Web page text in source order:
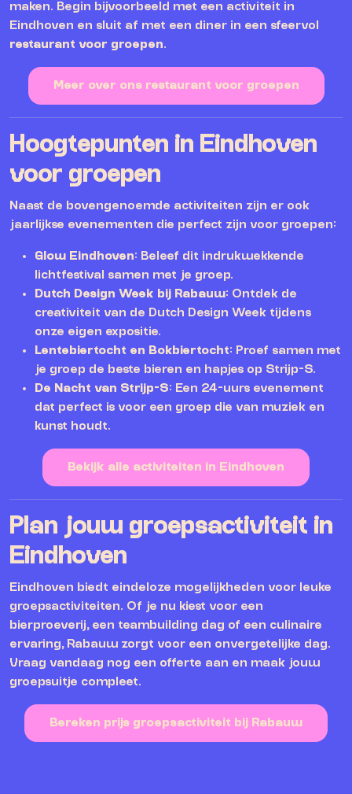
maken. Begin bijvoorbeeld met een activiteit in
Eindhoven en sluit af met een diner in een sfeervol
restaurant voor groepen.
Meer over ons restaurant voor groepen
Hoogtepunten in Eindhoven
voor groepen
Naast de bovengenoemde activiteiten zijn er ook
jaarlijkse evenementen die perfect zijn voor groepen:
Glow Eindhoven: Beleef dit indrukwekkende
lichtfestival samen met je groep.
Dutch Design Week bij Rabauw: Ontdek de
creativiteit van de Dutch Design Week tijdens
onze eigen expositie.
Lentebiertocht en Bokbiertocht: Proef samen met
je groep de beste bieren en hapjes op Strijp-S.
De Nacht van Strijp-S: Een 24-uurs evenement
dat perfect is voor een groep die van muziek en
kunst houdt.
Bekijk alle activiteiten in Eindhoven
Plan jouw groepsactiviteit in
Eindhoven
Eindhoven biedt eindeloze mogelijkheden voor leuke
groepsactiviteiten. Of je nu kiest voor een
bierproeverij, een teambuilding dag of een culinaire
ervaring, Rabauw zorgt voor een onvergetelijke dag.
Vraag vandaag nog een offerte aan en maak jouw
groepsuitje compleet.
Bereken prijs groepsactiviteit bij Rabauw